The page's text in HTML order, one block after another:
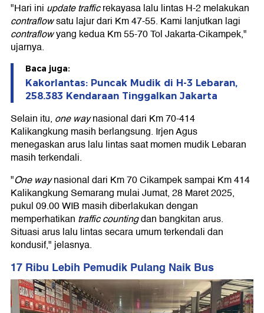
"Hari ini update trafficrekayasa lalu lintas H-2 melakukan
contraflowsatu lajur dari Km 47-55. Kami lanjutkan lagi
contraflowyang kedua Km 55-70 Tol Jakarta-Cikampek,"
ujarnya.
Baca juga:
Kakorlantas: Puncak Mudik di H-3 Lebaran,
258.383 Kendaraan Tinggalkan Jakarta
Selain itu, one waynasional dari Km 70-414
Kalikangkung masih berlangsung. Irjen Agus
menegaskan arus lalu lintas saat momen mudik Lebaran
masih terkendali.
"One waynasional dari Km 70 Cikampek sampai Km 414
Kalikangkung Semarang mulai Jumat, 28 Maret 2025,
pukul 09.00 WIB masih diberlakukan dengan
memperhatikan traffic countingdan bangkitan arus.
Situasi arus lalu lintas secara umum terkendali dan
kondusif," jelasnya.
17 Ribu Lebih Pemudik Pulang Naik Bus